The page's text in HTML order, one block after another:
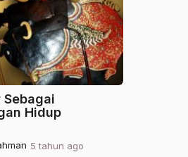
g
o
Sebagai
Hidup
5 tahun ago